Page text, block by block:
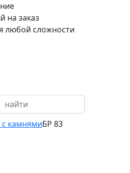
на заказ
любой сложности
с камнямиБР 83